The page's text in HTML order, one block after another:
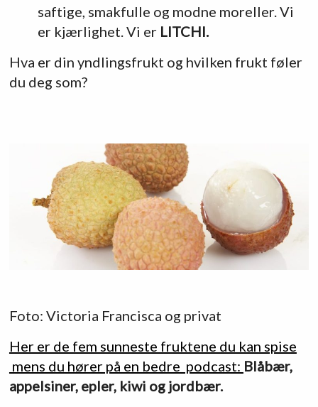
saftige, smakfulle og modne moreller. Vi
er kjærlighet. Vi er LITCHI.
Hva er din yndlingsfrukt og hvilken frukt føler
du deg som?
Foto: Victoria Francisca og privat
Her er de fem sunneste fruktene du kan spise
mens du hører på en bedre podcast: Blåbær,
appelsiner, epler, kiwi og jordbær.